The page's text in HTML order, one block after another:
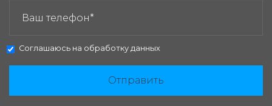
Соглашаюсь на обработку данных
Отправить